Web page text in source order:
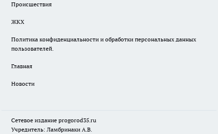
Происшествия
ЖКХ
Политика конфиденциальности и обработки персональных данных
пользователей.
Главная
Новости
Сетевое издание progorod35.ru
Учредитель: Ламбринаки А.В.